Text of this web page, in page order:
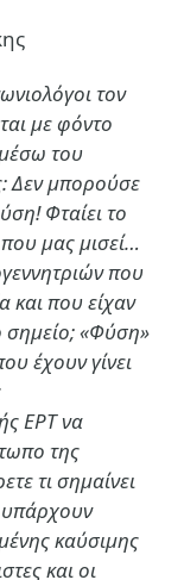
τον
με φόντο
του
Δεν μπορούσε
Φταίει το
που μας μισεί…
που
και που είχαν
σημείο; «Φύση»
έχουν γίνει
ΕΡΤ να
της
τι σημαίνει
υπάρχουν
καύσιμης
και οι